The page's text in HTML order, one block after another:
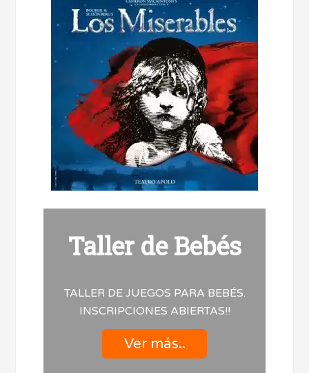
Taller de Bebés
TALLER DE JUEGOS PARA BEBÉS.
INSCRIPCIONES ABIERTAS!!
Ver más..